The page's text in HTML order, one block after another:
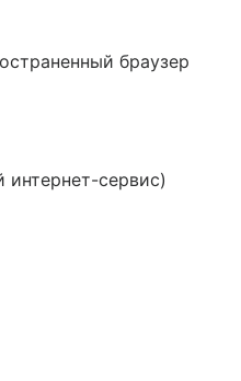
браузер
сервис)